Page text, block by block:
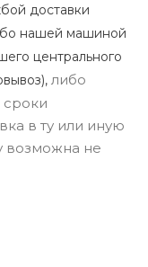
доставки
нашей машиной
центрального
либо
сроки
в ту или иную
возможна не